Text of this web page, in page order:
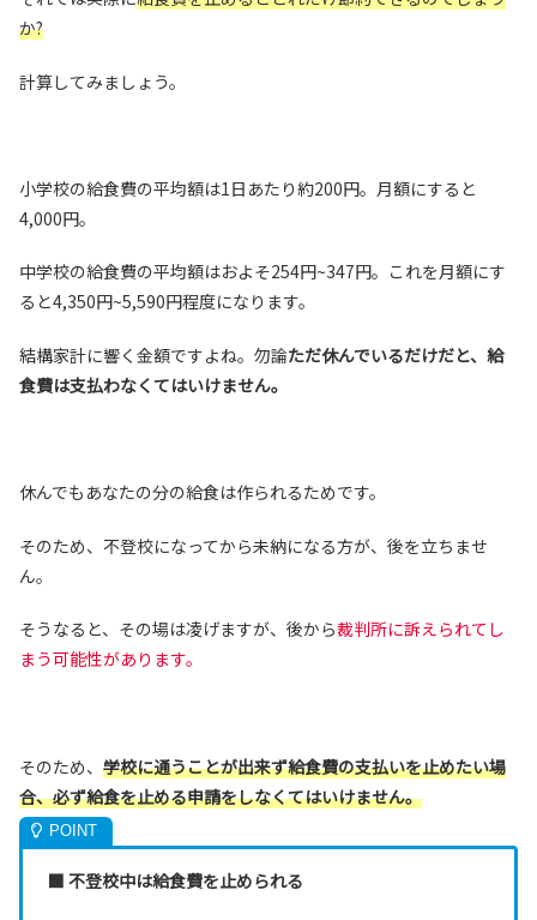
か?
計算してみましょう。
小学校の給食費の平均額は1日あたり約200円。月額にすると
4,000円。
中学校の給食費の平均額はおよそ254円~347円。これを月額にす
ると4,350円~5,590円程度になります。
結構家計に響く金額ですよね。勿論ただ休んでいるだけだと、給
食費は支払わなくてはいけません。
休んでもあなたの分の給食は作られるためです。
そのため、不登校になってから未納になる方が、後を立ちませ
ん。
そうなると、その場は凌げますが、後から裁判所に訴えられてし
まう可能性があります。
そのため、 学校に通うことが出来ず給食費の支払いを止めたい場
合、必ず給食を止める申請をしなくてはいけません。
■ 不登校中は給食費を止められる